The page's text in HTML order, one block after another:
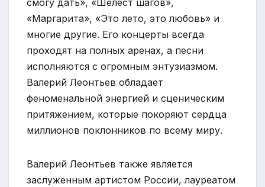
«Маргарита», «Это лето, это любовь» и
многие другие. Его концерты всегда
проходят на полных аренах, а песни
исполняются с огромным энтузиазмом.
Валерий Леонтьев обладает
феноменальной энергией и сценическим
притяжением, которые покоряют сердца
миллионов поклонников по всему миру.
Валерий Леонтьев также является
заслуженным артистом России, лауреатом